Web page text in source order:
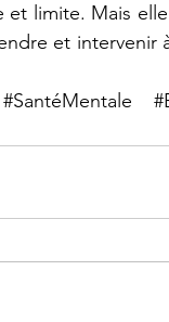
et limite. Mais
et intervenir
#SantéMentale